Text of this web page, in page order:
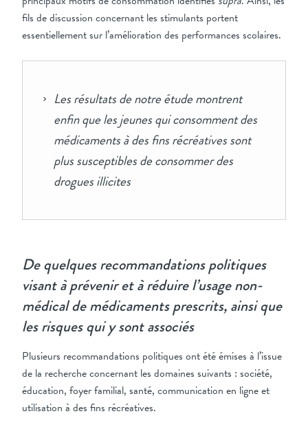
fils de discussion concernant les stimulants portent
essentiellement sur l’amélioration des performances scolaires.
Les résultats de notre étude montrent
enfin que les jeunes qui consomment des
médicaments à des fins récréatives sont
plus susceptibles de consommer des
drogues illicites
De quelques recommandations politiques
visant à prévenir et à réduire l’usage non-
médical de médicaments prescrits, ainsi que
les risques qui y sont associés
Plusieurs recommandations politiques ont été émises à l’issue
de la recherche concernant les domaines suivants : société,
éducation, foyer familial, santé, communication en ligne et
utilisation à des fins récréatives.